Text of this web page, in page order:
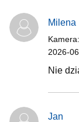
Milena
Kamera:
2026-
Nie
Jan